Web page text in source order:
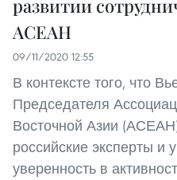
развитии
АСЕАН
09/11/2020 12:55
В контексте того, что
Председателя
Восточной Азии
российские эксперты и
уверенность в